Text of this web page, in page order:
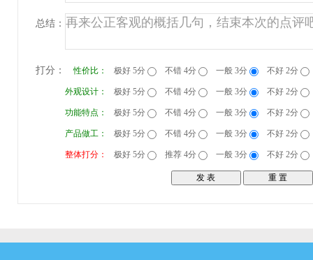
总结：
打分： 性价比： 极好 5分 不错 4分 一般 3分 不好 2分
外观设计： 极好 5分 不错 4分 一般 3分 不好 2分
功能特点： 极好 5分 不错 4分 一般 3分 不好 2分
产品做工： 极好 5分 不错 4分 一般 3分 不好 2分
整体打分： 极好 5分 推荐 4分 一般 3分 不好 2分